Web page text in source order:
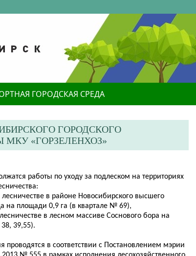
ГОРОДСКАЯ СРЕДА
ГОРОДСКОГО
«ГОРЗЕЛЕНХОЗ»
работы по уходу за подлеском на территориях
в районе Новосибирского высшего
на площади 0,9 га (в квартале № 69),
в лесном массиве Соснового бора на
39,55).
в соответствии с Постановлением мэрии